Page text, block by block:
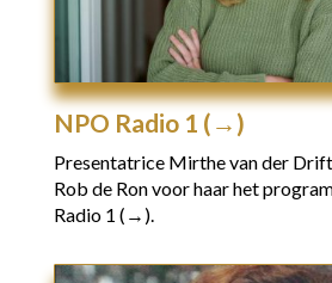
NPO Radio 1 (→)
Presentatrice Mirthe van der
Rob de Ron voor haar het
Radio 1 (→).